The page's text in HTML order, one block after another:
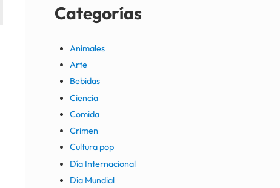
Categorías
Animales
Arte
Bebidas
Ciencia
Comida
Crimen
Cultura pop
Día Internacional
Día Mundial